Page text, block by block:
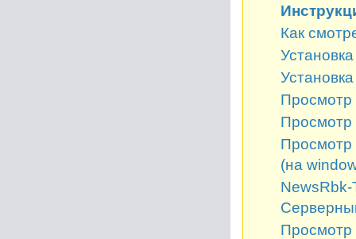
Как
Просмотр
Просмотр
Просмотр
(на
Просмотр